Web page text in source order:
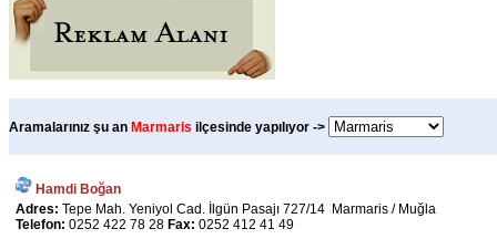
Aramalarınız şu an Marmaris ilçesinde yapılıyor ->
Hamdi Boğan
Adres: Tepe Mah. Yeniyol Cad. İlgün Pasajı 727/14 Marmaris / Muğla
Telefon: 0252 422 78 28 Fax: 0252 412 41 49